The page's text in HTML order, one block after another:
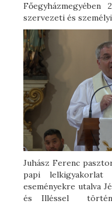
Főegyházmegyében
szervezeti és
Juhász Ferenc
papi
eseményekre utalva
és Illéssel történt